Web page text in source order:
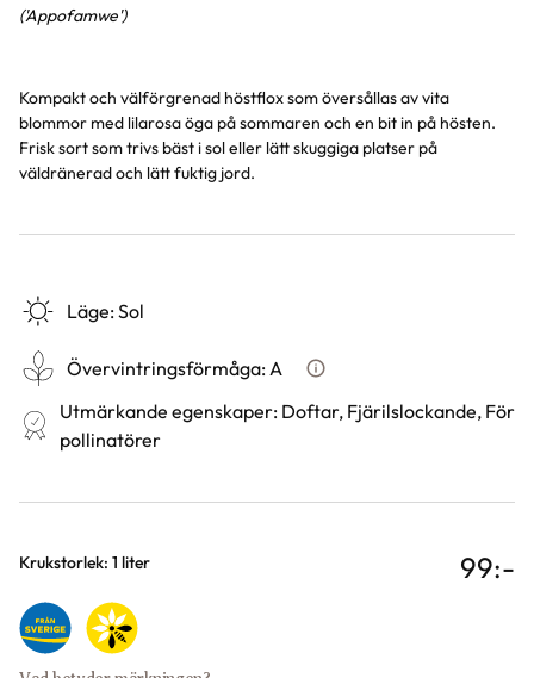
('Appofamwe')
Kompakt och välförgrenad höstflox som översållas av vita
blommor med lilarosa öga på sommaren och en bit in på hösten.
Frisk sort som trivs bäst i sol eller lätt skuggiga platser på
väldränerad och lätt fuktig jord.
Läge:Sol
Övervintringsförmåga:A Vad betyder
Utmärkande egenskaper: Doftar, Fjärilslockande, För
pollinatörer
Varianter
Krukstorlek: 1 liter 99:-